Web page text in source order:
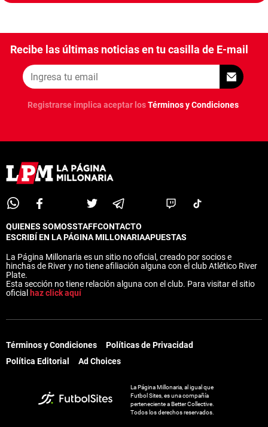
Recibe las últimas noticias en tu casilla de E-mail
Registrarse implica aceptar losTérminos y Condiciones
QUIENES SOMOSSTAFFCONTACTO
ESCRIBÍ EN LA PÁGINA MILLONARIAAPUESTAS
La Página Millonaria es un sitio no oficial, creado por socios e
hinchas de River y no tiene afiliación alguna con el club Atlético River
Plate.
Esta sección no tiene relación alguna con el club. Para visitar el sitio
oficial haz click aquí
Términos y Condiciones
Políticas de Privacidad
Política Editorial
Ad Choices
La Página Millonaria, al igual que
Futbol Sites, es una compañía
perteneciente a Better Collective.
Todos los derechos reservados.